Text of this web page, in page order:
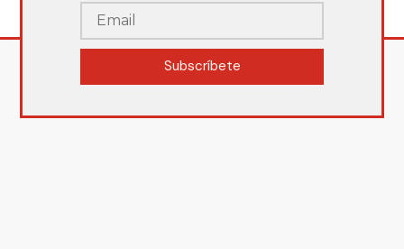
Subscríbete